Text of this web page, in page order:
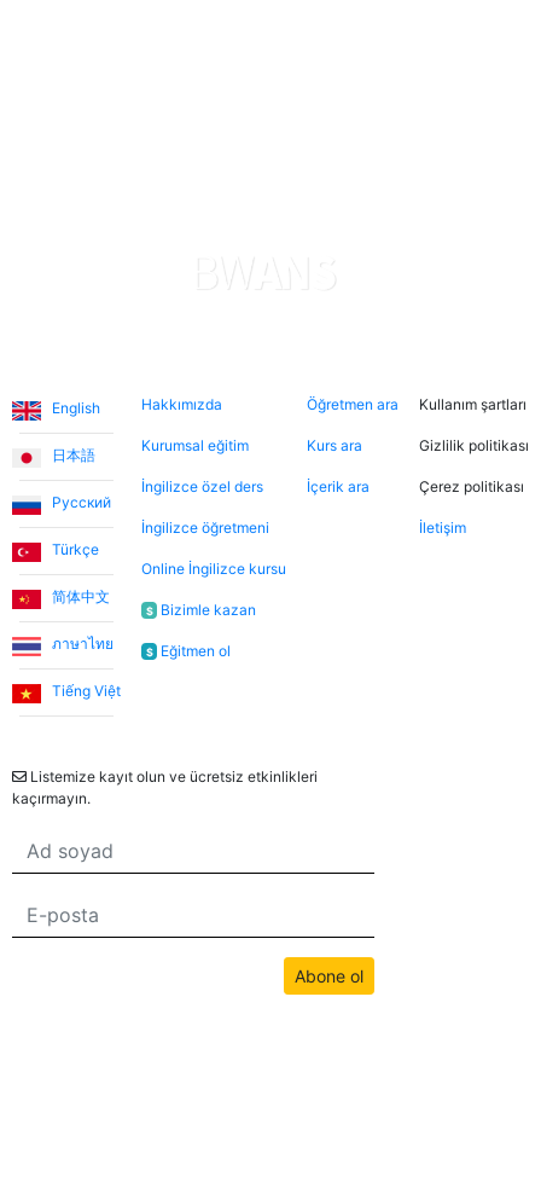
Dersler, öğretmen-öğrenci ilişkisinden çok arkadaşlık
havasında geçiyor.
Ece T.
Emma, kızıma İngilizceyi çok eğlenceli yöntemlerle
öğretiyor. Her zaman neşeli ve bu dersleri daha keyifli
hale getiriyor. Bu uygulama sayesinde Emma ile
tanışmamızı ve bize İngilizce öğretmesini büyük bir
şans olarak görüyorum.
Utku S.
Umut Hoca ile çalıştım. Türkçe desteksiz iletişim
çalışmaya devam ettim. Sistemden çok memnunum.
Düzenli bir şekilde ders almak isteyen, İngilizceyi
hayatında bir engel olmaktan çıkartmak isteyen
English
日本語
Русский
Türkçe
简体中文
ภาษาไทย
Tiếng Việt
Hakkımızda
Kurumsal eğitim
İngilizce özel ders
İngilizce öğretmeni
Online İngilizce kursu
$ Bizimle kazan
$ Eğitmen ol
Öğretmen ara
Kurs ara
İçerik ara
Kullanım şartları
Gizlilik politikası
Çerez politikası
İletişim
Listemize kayıt olun ve ücretsiz etkinlikleri
kaçırmayın.
Abone ol